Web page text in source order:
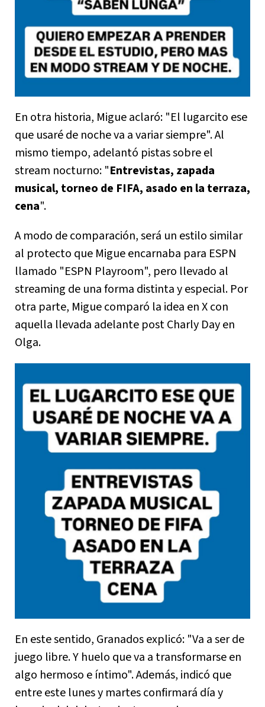
En otra historia, Migue aclaró: "El lugarcito ese
que usaré de noche va a variar siempre". Al
mismo tiempo, adelantó pistas sobre el
stream nocturno: "Entrevistas, zapada
musical, torneo de FIFA, asado en la terraza,
cena".
A modo de comparación, será un estilo similar
al protecto que Migue encarnaba para ESPN
llamado "ESPN Playroom", pero llevado al
streaming de una forma distinta y especial. Por
otra parte, Migue comparó la idea en X con
aquella llevada adelante post Charly Day en
Olga.
En este sentido, Granados explicó: "Va a ser de
juego libre. Y huelo que va a transformarse en
algo hermoso e íntimo". Además, indicó que
entre este lunes y martes confirmará día y